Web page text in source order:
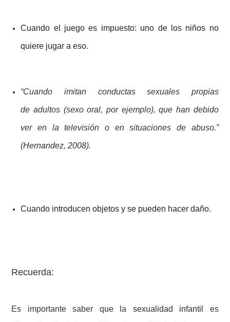
Cuando el juego es impuesto: uno de los niños no
quiere jugar a eso.
“Cuando imitan conductas sexuales propias
de adultos (sexo oral, por ejemplo), que han debido
ver en la televisión o en situaciones de abuso.”
(Hernandez, 2008).
Cuando introducen objetos y se pueden hacer daño.
Recuerda:
Es importante saber que la sexualidad infantil es